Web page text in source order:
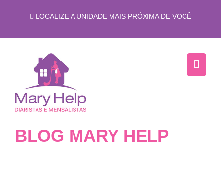
LOCALIZE A UNIDADE MAIS PRÓXIMA DE VOCÊ
BLOG MARY HELP